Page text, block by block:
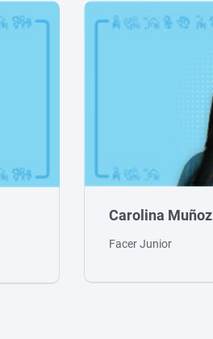
Carolina Muñoz
Facer Junior